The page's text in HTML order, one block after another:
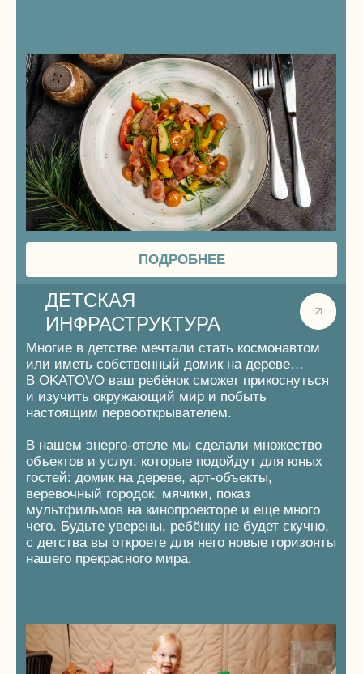
рекомендуем посетить как на автомобиле, так
и на моторной лодке, которая доступна
в аренду вместе с капитаном.
ЛУЧШЕГО МОМЕНТА ЧЕМ
СЕЙЧАС, НЕ НАСТУПИТ
НИКОГДА…
ПЕРЕЗАГРУЗИТЬСЯ ЗА 3 ДНЯ В НАШЕМ
СКАЗОЧНОМ БАННОМ ТУРЕВ ПОЛНЕЙШЕЙ
ПРИРОДНОЙ ТИШИНЕ СОСНОВОГО ЛЕСА
НА БЕРЕГУ МАТУШКИ ВОЛГИ